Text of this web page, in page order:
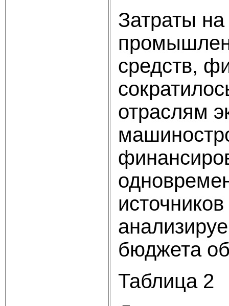
Затраты
средств,
отраслям
бюджета
Таблица 2